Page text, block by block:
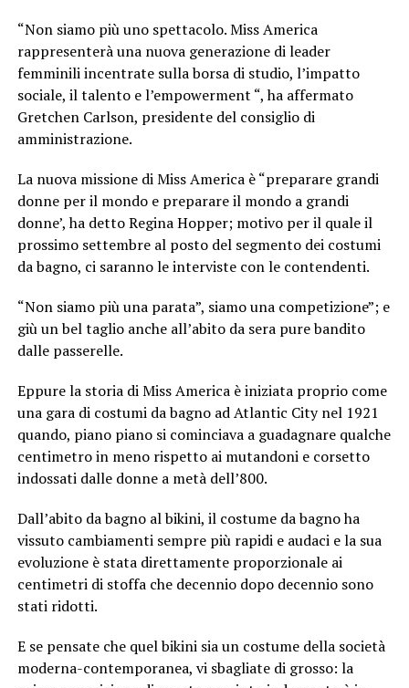
“Non siamo più uno spettacolo. Miss America
rappresenterà una nuova generazione di leader
femminili incentrate sulla borsa di studio, l’impatto
sociale, il talento e l’empowerment “, ha affermato
Gretchen Carlson, presidente del consiglio di
amministrazione.
La nuova missione di Miss America è “preparare grandi
donne per il mondo e preparare il mondo a grandi
donne’, ha detto Regina Hopper; motivo per il quale il
prossimo settembre al posto del segmento dei costumi
da bagno, ci saranno le interviste con le contendenti.
“Non siamo più una parata”, siamo una competizione”; e
giù un bel taglio anche all’abito da sera pure bandito
dalle passerelle.
Eppure la storia di Miss America è iniziata proprio come
una gara di costumi da bagno ad Atlantic City nel 1921
quando, piano piano si cominciava a guadagnare qualche
centimetro in meno rispetto ai mutandoni e corsetto
indossati dalle donne a metà dell’800.
Dall’abito da bagno al bikini, il costume da bagno ha
vissuto cambiamenti sempre più rapidi e audaci e la sua
evoluzione è stata direttamente proporzionale ai
centimetri di stoffa che decennio dopo decennio sono
stati ridotti.
E se pensate che quel bikini sia un costume della società
moderna-contemporanea, vi sbagliate di grosso: la